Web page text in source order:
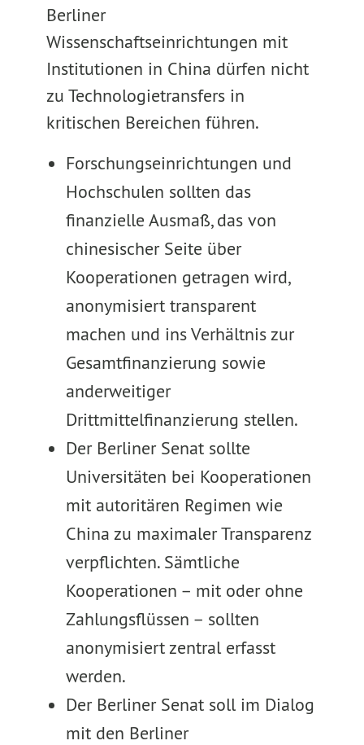
Berliner
Wissenschaftseinrichtungen mit
Institutionen in China dürfen nicht
zu Technologietransfers in
kritischen Bereichen führen.
Forschungseinrichtungen und
Hochschulen sollten das
finanzielle Ausmaß, das von
chinesischer Seite über
Kooperationen getragen wird,
anonymisiert transparent
machen und ins Verhältnis zur
Gesamtfinanzierung sowie
anderweitiger
Drittmittelfinanzierung stellen.
Der Berliner Senat sollte
Universitäten bei Kooperationen
mit autoritären Regimen wie
China zu maximaler Transparenz
verpflichten. Sämtliche
Kooperationen – mit oder ohne
Zahlungsflüssen – sollten
anonymisiert zentral erfasst
werden.
Der Berliner Senat soll im Dialog
mit den Berliner